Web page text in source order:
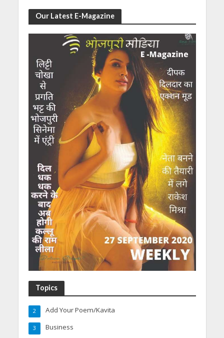
Our Latest E-Magazine
Topics
Add Your Poem/Kavita
2
Business
3